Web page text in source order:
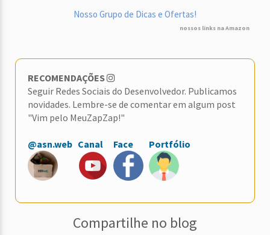
Nosso Grupo de Dicas e Ofertas!
nossos links na Amazon
RECOMENDAÇÕES
Seguir Redes Sociais do Desenvolvedor. Publicamos
novidades. Lembre-se de comentar em algum post
"Vim pelo MeuZapZap!"
@asn.web Canal Face Portfólio
Compartilhe no blog